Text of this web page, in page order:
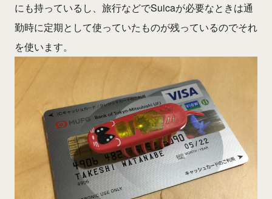
にも持っているし、旅行などでSuicaが必要なときは通
勤時に定期として使っていたものが残っているのでそれ
を使います。